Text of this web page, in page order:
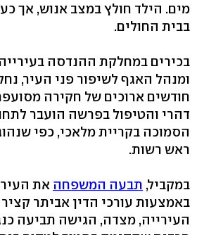
מים. הילד חולץ במצב אנוש, אך
בבית החולים.
בכירים במחלקת ההנדסה
ומנהל האגף לשיפור פני העיר,
חודשים ארוכים של חקירה
דהרי והטיפול בפרשה הועבר
הסמוכה בקריית מלאכי, כפי
ראש רשות.
במקביל, תבעה המשפחה את
באמצעות עורכי הדין אביתר קציר
העירייה, מצדה, הגישה תביעה